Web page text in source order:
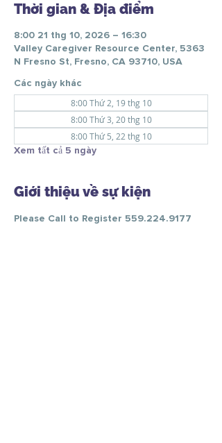
Thời gian & Địa điểm
8:00 21 thg 10, 2026 – 16:30
Valley Caregiver Resource Center, 5363
N Fresno St, Fresno, CA 93710, USA
Các ngày khác
8:00 Thứ 2, 19 thg 10
8:00 Thứ 3, 20 thg 10
8:00 Thứ 5, 22 thg 10
Xem tất cả 5 ngày
Giới thiệu về sự kiện
Please Call to Register 559.224.9177